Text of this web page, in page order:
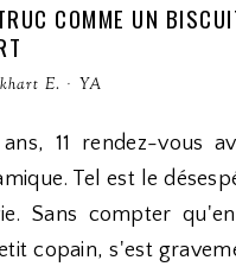
COMME UN
E. · YA
ans, 11 rendez-vous
Tel est le
Sans compter
copain, s'est